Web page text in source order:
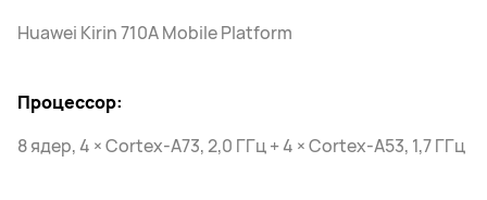
Huawei Kirin 710A Mobile Platform
Процессор:
8 ядер, 4 × Cortex-A73, 2,0 ГГц + 4 × Cortex-A53, 1,7 ГГц